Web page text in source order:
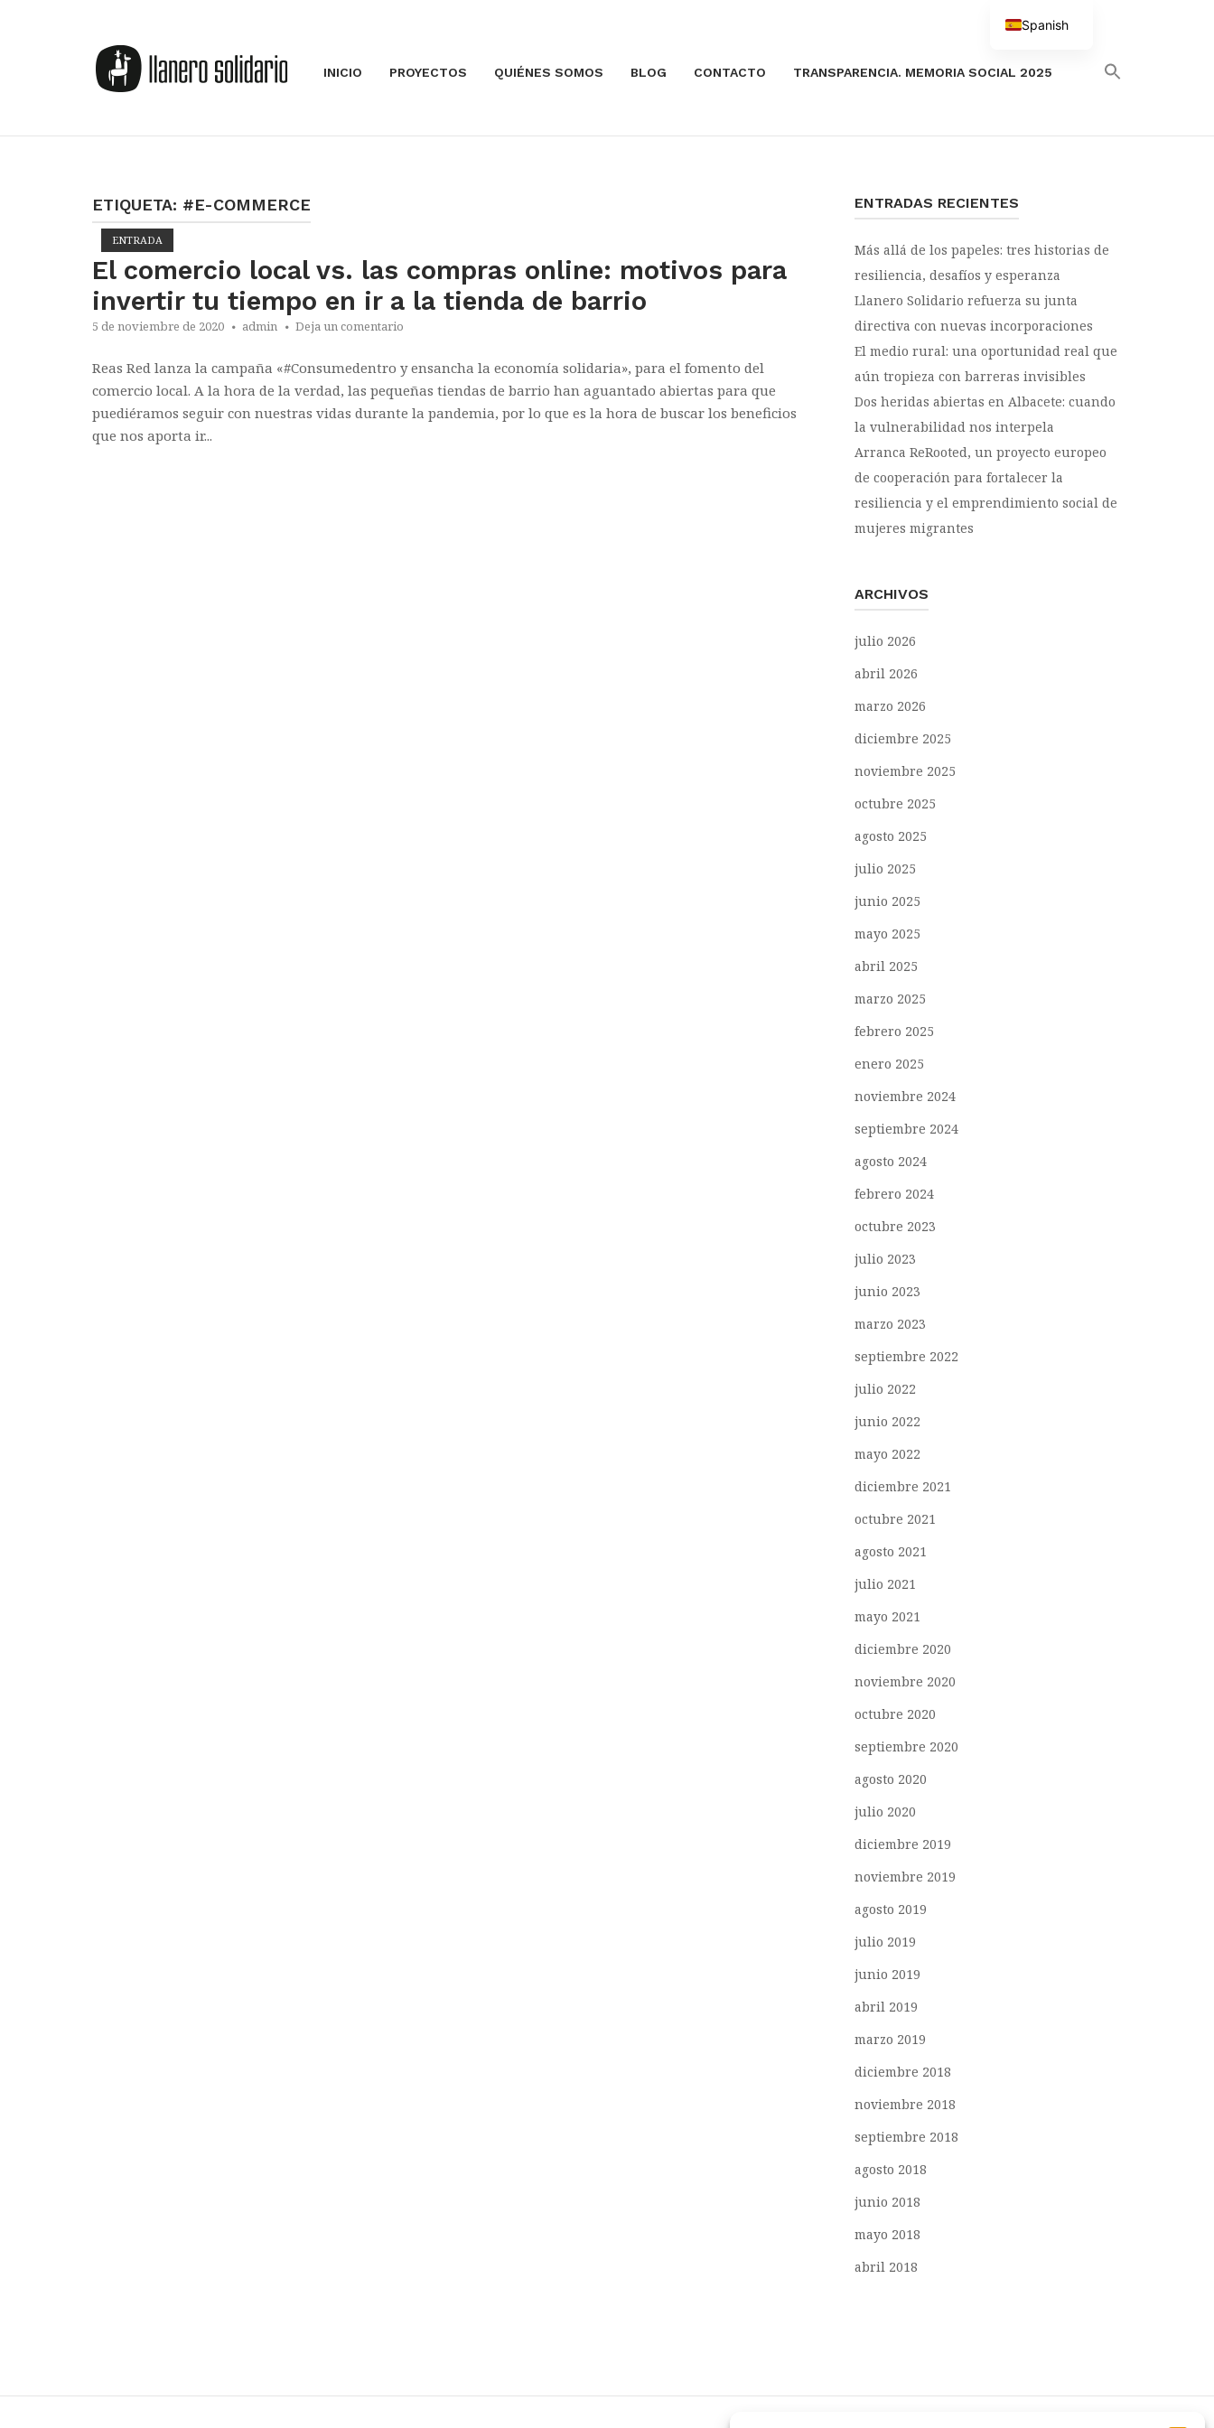
INICIO PROYECTOS QUIÉNES SOMOS BLOG CONTACTO TRANSPARENCIA. MEMORIA SOCIAL 2025
ETIQUETA: #E-COMMERCE
ENTRADA
El comercio local vs. las compras online: motivos para
invertir tu tiempo en ir a la tienda de barrio
5 de noviembre de 2020 admin Deja un comentario
Reas Red lanza la campaña «#Consumedentro y ensancha la economía solidaria», para el fomento del
comercio local. A la hora de la verdad, las pequeñas tiendas de barrio han aguantado abiertas para que
puediéramos seguir con nuestras vidas durante la pandemia, por lo que es la hora de buscar los beneficios
que nos aporta ir...
ENTRADAS RECIENTES
Más allá de los papeles: tres historias de
resiliencia, desafíos y esperanza
Llanero Solidario refuerza su junta
directiva con nuevas incorporaciones
El medio rural: una oportunidad real que
aún tropieza con barreras invisibles
Dos heridas abiertas en Albacete: cuando
la vulnerabilidad nos interpela
Arranca ReRooted, un proyecto europeo
de cooperación para fortalecer la
resiliencia y el emprendimiento social de
mujeres migrantes
ARCHIVOS
julio 2026
abril 2026
marzo 2026
diciembre 2025
noviembre 2025
octubre 2025
agosto 2025
julio 2025
junio 2025
mayo 2025
abril 2025
marzo 2025
febrero 2025
enero 2025
noviembre 2024
septiembre 2024
agosto 2024
febrero 2024
octubre 2023
julio 2023
junio 2023
marzo 2023
septiembre 2022
julio 2022
junio 2022
mayo 2022
diciembre 2021
octubre 2021
agosto 2021
julio 2021
mayo 2021
diciembre 2020
noviembre 2020
octubre 2020
septiembre 2020
agosto 2020
julio 2020
diciembre 2019
noviembre 2019
agosto 2019
julio 2019
junio 2019
abril 2019
marzo 2019
diciembre 2018
noviembre 2018
septiembre 2018
agosto 2018
junio 2018
mayo 2018
abril 2018
Spanish